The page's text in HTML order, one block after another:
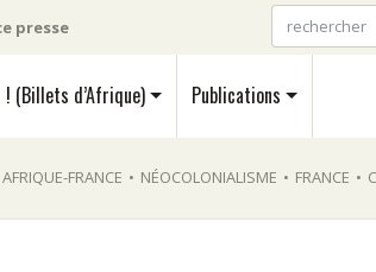
presse
! (Billets d’Afrique) Publications
FRANCE • NÉOCOLONIALISME • FRANCE •